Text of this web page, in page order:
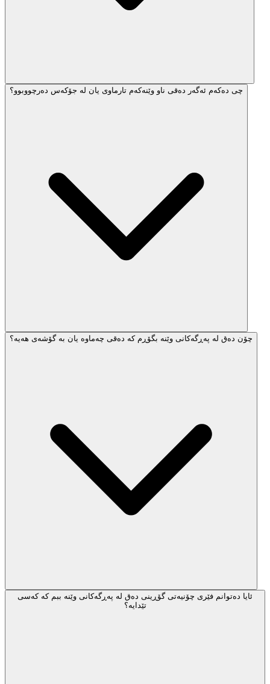
چی دەکەم ئەگەر دەقی ناو وێنەکەم تارماوی یان لە جۆکەس دەرچووبوو؟
چۆن دەق لە پەڕگەکانی وێنە بگۆڕم کە دەقی چەماوە یان بە گۆشەی هەیە؟
ئایا دەتوانم فێری چۆنیەتی گۆڕینی دەق لە پەڕگەکانی وێنە ببم کە کەسی
تێدایە؟